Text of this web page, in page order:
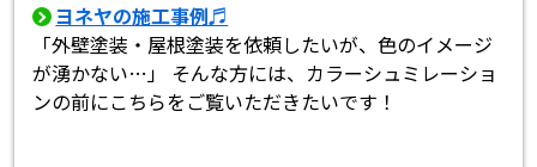
ヨネヤの施工事例♬
「外壁塗装・屋根塗装を依頼したいが、色のイメージ
が湧かない…」 そんな方には、カラーシュミレーショ
ンの前にこちらをご覧いただきたいです！